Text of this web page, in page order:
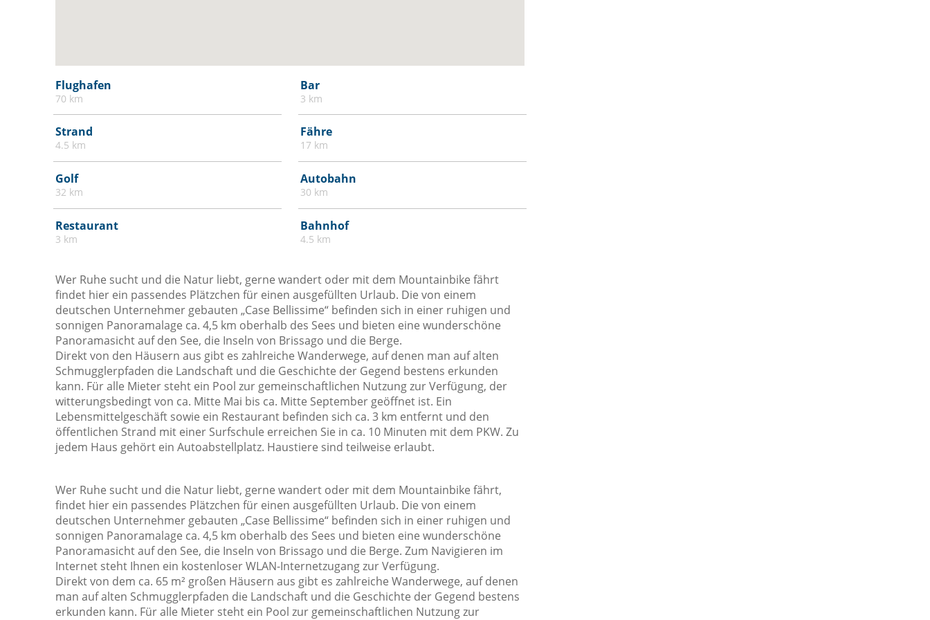
Kinderbett / Kinderbett
Kinderhochstuhl
Kohlenmonoxiddetektor
Mülleimer
Parkplatz
Satelliten Fernsehen
Schränke im Zimmer
Selbstgesteuertes Heiz- / Kühlsystem
Terrasse
Weingläser
Flughafen
70 km
Bar
3 km
Strand
4.5 km
Fähre
17 km
Golf
32 km
Autobahn
30 km
Restaurant
3 km
Bahnhof
4.5 km
Wer Ruhe sucht und die Natur liebt, gerne wandert oder mit dem Mountainbike fährt
findet hier ein passendes Plätzchen für einen ausgefüllten Urlaub. Die von einem
deutschen Unternehmer gebauten „Case Bellissime“ befinden sich in einer ruhigen und
sonnigen Panoramalage ca. 4,5 km oberhalb des Sees und bieten eine wunderschöne
Panoramasicht auf den See, die Inseln von Brissago und die Berge.
Direkt von den Häusern aus gibt es zahlreiche Wanderwege, auf denen man auf alten
Schmugglerpfaden die Landschaft und die Geschichte der Gegend bestens erkunden
kann. Für alle Mieter steht ein Pool zur gemeinschaftlichen Nutzung zur Verfügung, der
witterungsbedingt von ca. Mitte Mai bis ca. Mitte September geöffnet ist. Ein
Lebensmittelgeschäft sowie ein Restaurant befinden sich ca. 3 km entfernt und den
öffentlichen Strand mit einer Surfschule erreichen Sie in ca. 10 Minuten mit dem PKW. Zu
jedem Haus gehört ein Autoabstellplatz. Haustiere sind teilweise erlaubt.
Wer Ruhe sucht und die Natur liebt, gerne wandert oder mit dem Mountainbike fährt,
findet hier ein passendes Plätzchen für einen ausgefüllten Urlaub. Die von einem
deutschen Unternehmer gebauten „Case Bellissime“ befinden sich in einer ruhigen und
sonnigen Panoramalage ca. 4,5 km oberhalb des Sees und bieten eine wunderschöne
Panoramasicht auf den See, die Inseln von Brissago und die Berge. Zum Navigieren im
Internet steht Ihnen ein kostenloser WLAN-Internetzugang zur Verfügung.
Direkt von dem ca. 65 m² großen Häusern aus gibt es zahlreiche Wanderwege, auf denen
man auf alten Schmugglerpfaden die Landschaft und die Geschichte der Gegend bestens
erkunden kann. Für alle Mieter steht ein Pool zur gemeinschaftlichen Nutzung zur